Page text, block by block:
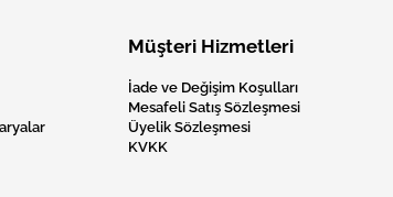
Müşteri Hizmetleri
İade ve Değişim Koşulları
Mesafeli Satış Sözleşmesi
Üyelik Sözleşmesi
KVKK